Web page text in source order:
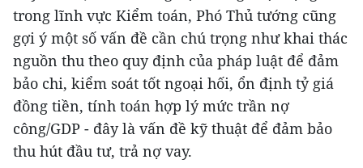
trong lĩnh vực Kiểm toán, Phó Thủ tướng cũng
gợi ý một số vấn đề cần chú trọng như khai thác
nguồn thu theo quy định của pháp luật để đảm
bảo chi, kiểm soát tốt ngoại hối, ổn định tỷ giá
đồng tiền, tính toán hợp lý mức trần nợ
công/GDP - đây là vấn đề kỹ thuật để đảm bảo
thu hút đầu tư, trả nợ vay.